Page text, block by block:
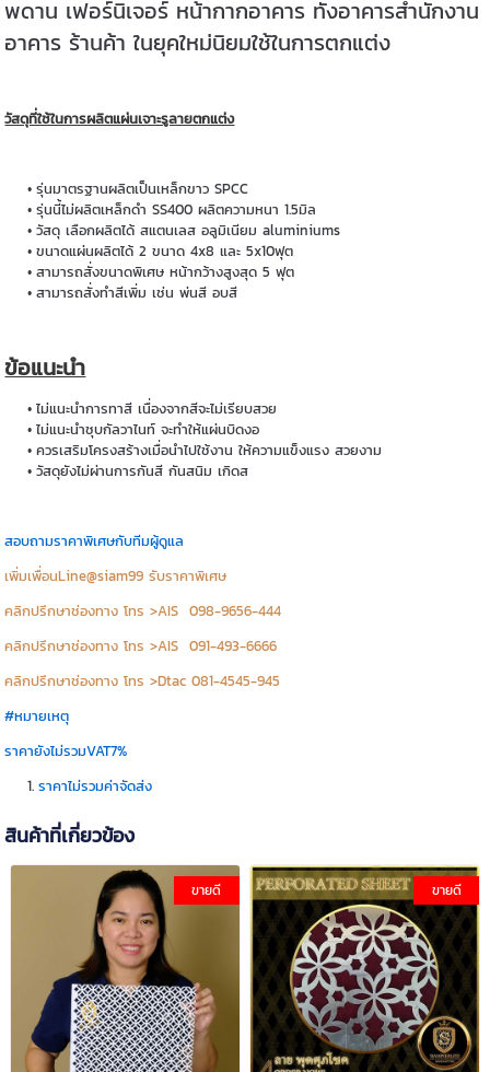
พดาน เฟอร์นิเจอร์ หน้ากากอาคาร ทั้งอาคารสำนักงาน
อาคาร ร้านค้า ในยุคใหม่นิยมใช้ในการตกแต่ง
วัสดุที่ใช้ในการผลิตแผ่นเจาะรูลายตกแต่ง
รุ่นมาตรฐานผลิตเป็นเหล็กขาว SPCC
รุ่นนี้ไม่ผลิตเหล็กดำ SS400 ผลิตความหนา 1.5มิล
วัสดุ เลือกผลิตได้ สแตนเลส อลูมิเนียม aluminiums
ขนาดแผ่นผลิตได้ 2 ขนาด 4x8 และ 5x10ฟุต
สามารถสั่งขนาดพิเศษ หน้ากว้างสูงสุด 5 ฟุต
สามารถสั่งทำสีเพิ่ม เช่น พ่นสี อบสี
ข้อแนะนำ
ไม่แนะนำการทาสี เนื่องจากสีจะไม่เรียบสวย
ไม่แนะนำชุบกัลวาไนท์ จะทำให้แผ่นบิดงอ
ควรเสริมโครงสร้างเมื่อนำไปใช้งาน ให้ความแข็งแรง สวยงาม
วัสดุยังไม่ผ่านการกันสี กันสนิม เกิดส
สอบถามราคาพิเศษกับทีมผู้ดูแล
เพิ่มเพื่อนLine@siam99 รับราคาพิเศษ
คลิกปรึกษาช่องทาง โทร >AIS 098-9656-444
คลิกปรึกษาช่องทาง โทร >AIS 091-493-6666
คลิกปรึกษาช่องทาง โทร >Dtac 081-4545-945
#หมายเหตุ
ราคายังไม่รวมVAT7%
ราคาไม่รวมค่าจัดส่ง
สินค้าที่เกี่ยวข้อง
ขายดี ขายดี